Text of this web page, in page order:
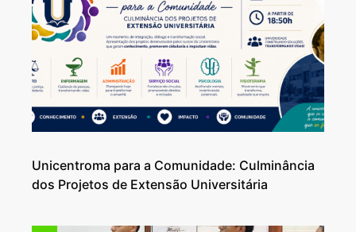
Unicentroma para a Comunidade: Culminância
dos Projetos de Extensão Universitária